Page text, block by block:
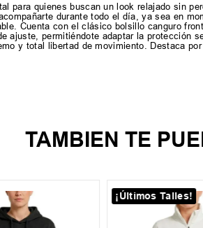
para quienes buscan un look relajado sin
durante todo el día, ya sea en
Cuenta con el clásico bolsillo canguro
ajuste, permitiéndote adaptar la protección
y total libertad de movimiento. Destaca
TAMBIEN TE
¡Últimos Talles!